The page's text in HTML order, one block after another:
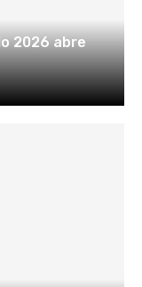
2026 abre